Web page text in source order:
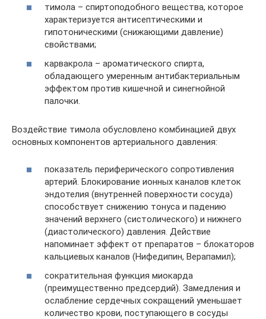
тимола – спиртоподобного вещества, которое
характеризуется антисептическими и
гипотоническими (снижающими давление)
свойствами;
карвакрола – ароматического спирта,
обладающего умеренным антибактериальным
эффектом против кишечной и синегнойной
палочки.
Воздействие тимола обусловлено комбинацией двух
основных компонентов артериального давления:
показатель периферического сопротивления
артерий. Блокирование ионных каналов клеток
эндотелия (внутренней поверхности сосуда)
способствует снижению тонуса и падению
значений верхнего (систолического) и нижнего
(диастолического) давления. Действие
напоминает эффект от препаратов – блокаторов
кальциевых каналов (Нифедипин, Верапамил);
сократительная функция миокарда
(преимущественно предсердий). Замедления и
ослабление сердечных сокращений уменьшает
количество крови, поступающего в сосуды